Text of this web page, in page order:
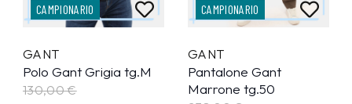
CAMPIONARIO
GANT
Polo Gant Grigia tg.M
130,00 €
CAMPIONARIO
GANT
Pantalone Gant
Marrone tg.50